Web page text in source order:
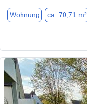
Wohnung ca. 70,71 m²